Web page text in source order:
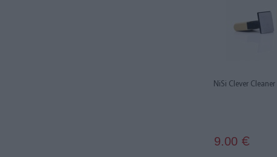
NiSi Clever Cleaner
9.00 €